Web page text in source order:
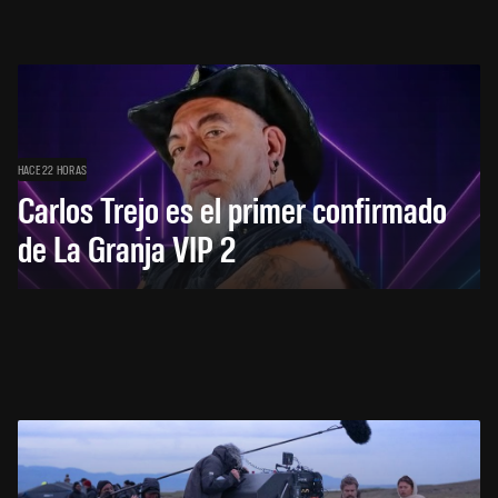
HACE 22 HORAS
Carlos Trejo es el primer confirmado
de La Granja VIP 2